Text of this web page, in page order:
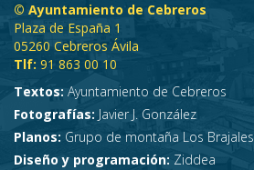
© Ayuntamiento de Cebreros
Plaza de España 1
05260 Cebreros Ávila
Tlf: 91 863 00 10
Textos: Ayuntamiento de Cebreros
Fotografías: Javier J. González
Planos: Grupo de montaña Los Brajales
Diseño y programación: Ziddea